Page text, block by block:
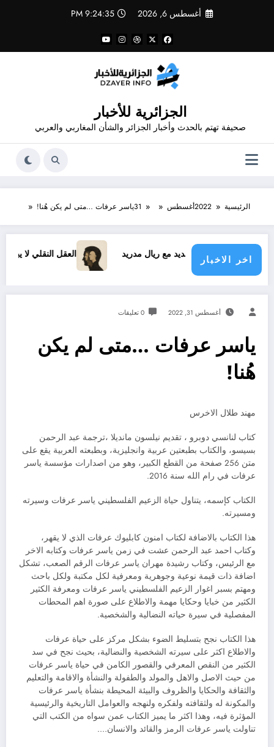
أغسطس 6, 2026 9:24:35 PM
الجزائرية للأخبار
صحيفة تهتم بالحدث وأخبار الجزائر والشأن المغاربي والعربي
الرئيسية 2022أغسطس 31ياسر عرفات …متى لم يكن هُنا!
اخر الاخبار
فينيسيوس الجديد مع ريال مدريد العقل النقلي لا يبدع حتى في
أغسطس 31, 2022 0 تعليقات
ياسر عرفات …متى لم يكن
هُنا!
مهند طلال الاخرس
كتاب لنانسي دوبرو ، تقديم نيلسون مانديلا ،ترجمة عبد الرحمن
بسيسو، والكتاب بطبعتين عربية وانجليزية، وبطبعته العربية يقع على
متن 256 صفحة من القطع الكبير، وهو من اصدارات مؤسسة ياسر
عرفات في رام الله سنة 2016.
الكتاب كإسمه، يتناول حياة الزعيم الفلسطيني ياسر عرفات وسيرته
ومسيرته.
هذا الكتاب بالاضافة لكتاب امنون كابليوك عرفات الذي لا يقهر،
وكتاب احمد عبد الرحمن عشت في زمن ياسر عرفات وكتابه الاخر
مع الرئيس، وكتاب رشيدة مهران ياسر عرفات الرقم الصعب، تشكل
اضافة ذات قيمة نوعية وجوهرية ومعرفية لكل مكتبة ولكل باحث
ومهتم بسبر اغوار الزعيم الفلسطيني ياسر عرفات ومعرفة الكثير
الكثير من خبايا وحكايا مهمة والاطلاع على صورة اهم المحطات
المفصلية في سيرة حياته النضالية والشخصية.
هذا الكتاب نجح بتسليط الضوء بشكل مركز على حياة عرفات
والاطلاع اكثر على سيرته الشخصية والنضالية، بحيث نجح في سد
الكثير من النقص المعرفي والقصور الكامن في حياة ياسر عرفات
من حيث الاصل والاهل والمولد والطفولة والنشأة والاقامة والتعليم
والثقافة والحكايا والظروف والبيئة المحيطة بنشأة ياسر عرفات
والمكونة له ولثقافته ولفكره ولنهجه والعوامل التاريخية والرئيسية
المؤثرة فيه، وهذا اكثر ما يميز الكتاب عمن سواه من الكتب التي
تناولت ياسر عرفات الرمز والقائد والانسان….